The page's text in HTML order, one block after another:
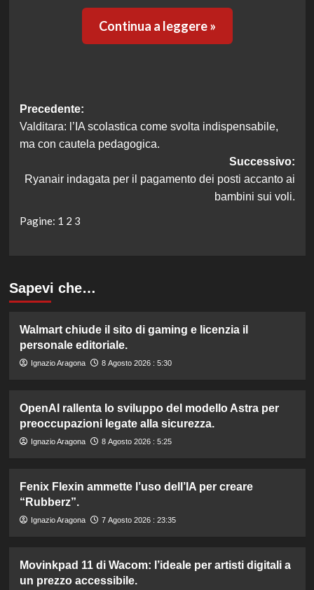
Continua a leggere »
Navigazione
articolo
Precedente:
Valditara: l’IA scolastica come svolta indispensabile,
ma con cautela pedagogica.
Successivo:
Ryanair indagata per il pagamento dei posti accanto ai
bambini sui voli.
Pagine: 1 2 3
Sapevi che…
Walmart chiude il sito di gaming e licenzia il
personale editoriale.
Ignazio Aragona 8 Agosto 2026 : 5:30
OpenAI rallenta lo sviluppo del modello Astra per
preoccupazioni legate alla sicurezza.
Ignazio Aragona 8 Agosto 2026 : 5:25
Fenix Flexin ammette l’uso dell’IA per creare
“Rubberz”.
Ignazio Aragona 7 Agosto 2026 : 23:35
Movinkpad 11 di Wacom: l’ideale per artisti digitali a
un prezzo accessibile.